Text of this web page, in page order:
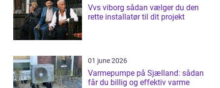
Vvs viborg sådan vælger du den
rette installatør til dit projekt
01 june 2026
Varmepumpe på Sjælland: sådan
får du billig og effektiv varme